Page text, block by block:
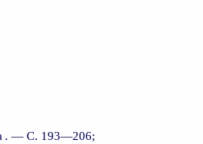
. — С. 193—206;